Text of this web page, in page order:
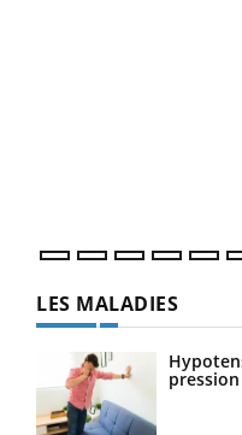
LES MALADIES